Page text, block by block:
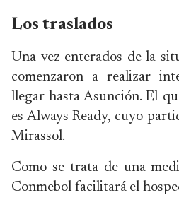
Los traslados
Una vez enterados de la
comenzaron a realizar
llegar hasta Asunción. El
es Always Ready, cuyo
Mirassol.
Como se trata de una
Conmebol facilitará el